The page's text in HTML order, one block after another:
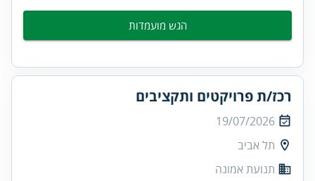
הגש מועמדות
רכז/ת פרויקטים ותקציבים
19/07/2026
תל אביב
תנועת אמונה